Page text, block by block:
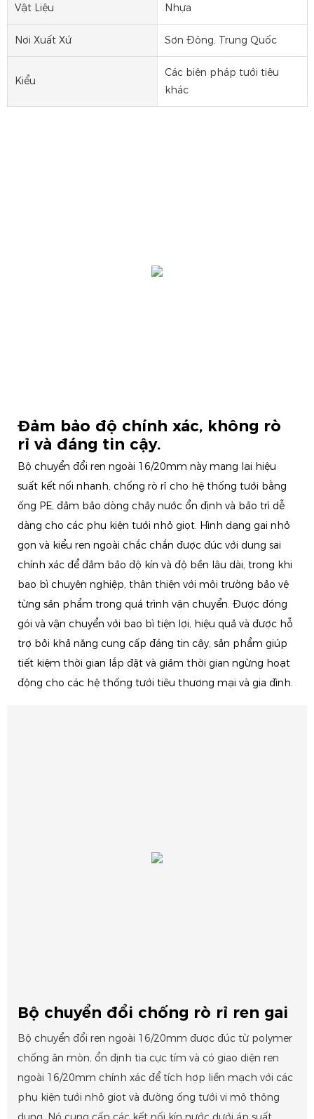
Vật Liệu Nhựa
Nơi Xuất Xứ Sơn Đông, Trung Quốc
Kiểu
Các biện pháp tưới tiêu
khác
Đảm bảo độ chính xác, không rò
rỉ và đáng tin cậy.
Bộ chuyển đổi ren ngoài 16/20mm này mang lại hiệu
suất kết nối nhanh, chống rò rỉ cho hệ thống tưới bằng
ống PE, đảm bảo dòng chảy nước ổn định và bảo trì dễ
dàng cho các phụ kiện tưới nhỏ giọt. Hình dạng gai nhỏ
gọn và kiểu ren ngoài chắc chắn được đúc với dung sai
chính xác để đảm bảo độ kín và độ bền lâu dài, trong khi
bao bì chuyên nghiệp, thân thiện với môi trường bảo vệ
từng sản phẩm trong quá trình vận chuyển. Được đóng
gói và vận chuyển với bao bì tiện lợi, hiệu quả và được hỗ
trợ bởi khả năng cung cấp đáng tin cậy, sản phẩm giúp
tiết kiệm thời gian lắp đặt và giảm thời gian ngừng hoạt
động cho các hệ thống tưới tiêu thương mại và gia đình.
Bộ chuyển đổi chống rò rỉ ren gai
Bộ chuyển đổi ren ngoài 16/20mm được đúc từ polymer
chống ăn mòn, ổn định tia cực tím và có giao diện ren
ngoài 16/20mm chính xác để tích hợp liền mạch với các
phụ kiện tưới nhỏ giọt và đường ống tưới vi mô thông